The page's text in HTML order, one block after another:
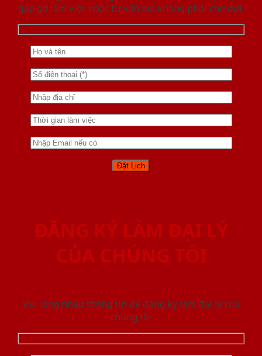
gặp gỡ làm việc hoăc tư vấn mà không phải chờ đợi.
ĐĂNG KÝ LÀM ĐẠI LÝ
CỦA CHÚNG TÔI
Vui lòng nhập thông tin để đăng ký làm đại lý của
chúng tôi